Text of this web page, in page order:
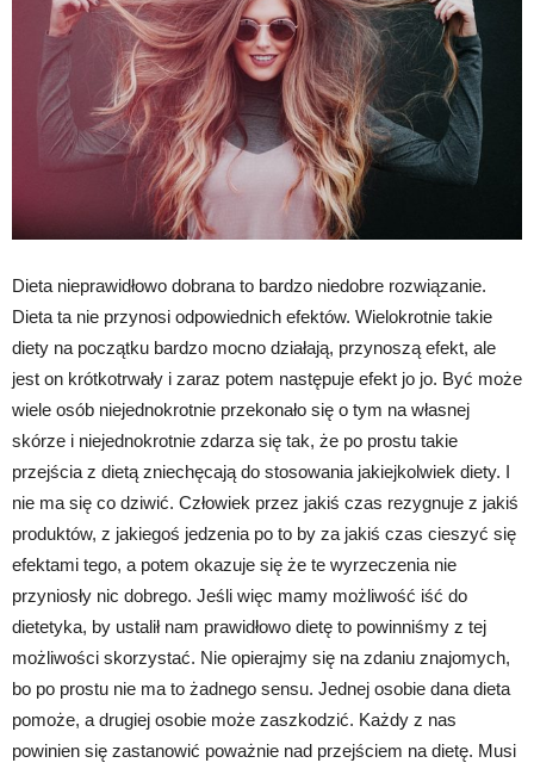
Dieta nieprawidłowo dobrana to bardzo niedobre rozwiązanie.
Dieta ta nie przynosi odpowiednich efektów. Wielokrotnie takie
diety na początku bardzo mocno działają, przynoszą efekt, ale
jest on krótkotrwały i zaraz potem następuje efekt jo jo. Być może
wiele osób niejednokrotnie przekonało się o tym na własnej
skórze i niejednokrotnie zdarza się tak, że po prostu takie
przejścia z dietą zniechęcają do stosowania jakiejkolwiek diety. I
nie ma się co dziwić. Człowiek przez jakiś czas rezygnuje z jakiś
produktów, z jakiegoś jedzenia po to by za jakiś czas cieszyć się
efektami tego, a potem okazuje się że te wyrzeczenia nie
przyniosły nic dobrego. Jeśli więc mamy możliwość iść do
dietetyka, by ustalił nam prawidłowo dietę to powinniśmy z tej
możliwości skorzystać. Nie opierajmy się na zdaniu znajomych,
bo po prostu nie ma to żadnego sensu. Jednej osobie dana dieta
pomoże, a drugiej osobie może zaszkodzić. Każdy z nas
powinien się zastanowić poważnie nad przejściem na dietę. Musi